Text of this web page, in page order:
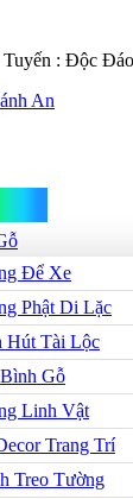
: Độc
Để Xe
Phật Di Lặc
Hút Tài Lộc
Gỗ
Linh Vật
Trang Trí
Treo Tường